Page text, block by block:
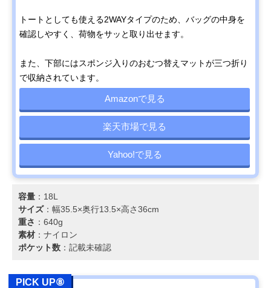
トートとしても使える2WAYタイプのため、バッグの中身を
確認しやすく、荷物をサッと取り出せます。
また、下部にはスポンジ入りのおむつ替えマットが三つ折り
で収納されています。
Amazonで見る
楽天市場で見る
Yahoo!で見る
容量 ：18L
サイズ：幅35.5×奥行13.5×高さ36cm
重さ ：640g
素材 ：ナイロン
ポケット数 ：記載未確認
PICK UP⑧